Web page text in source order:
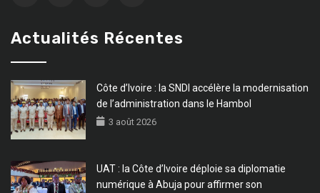
Actualités Récentes
Côte d’Ivoire : la SNDI accélère la modernisation
de l’administration dans le Hambol
3 août 2026
UAT : la Côte d’Ivoire déploie sa diplomatie
numérique à Abuja pour affirmer son